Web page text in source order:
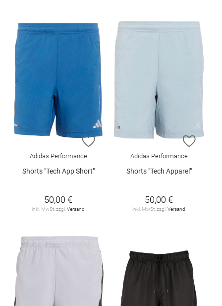
ZUR WUNSCHLISTE HINZUFÜGEN
Adidas Performance
Shorts "Tech App Short"
50,00 €
inkl. MwSt. zzgl. Versand
ZUR
Adidas Performance
Shorts "Tech Apparel"
50,00 €
inkl. MwSt. zzgl. Versand